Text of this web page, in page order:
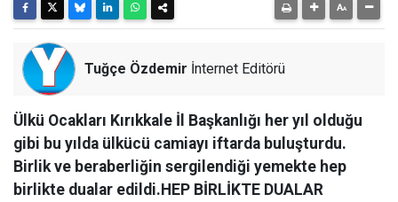
Tuğçe Özdemir İnternet Editörü
Ülkü Ocakları Kırıkkale İl Başkanlığı her yıl olduğu
gibi bu yılda ülkücü camiayı iftarda buluşturdu.
Birlik ve beraberliğin sergilendiği yemekte hep
birlikte dualar edildi.HEP BİRLİKTE DUALAR